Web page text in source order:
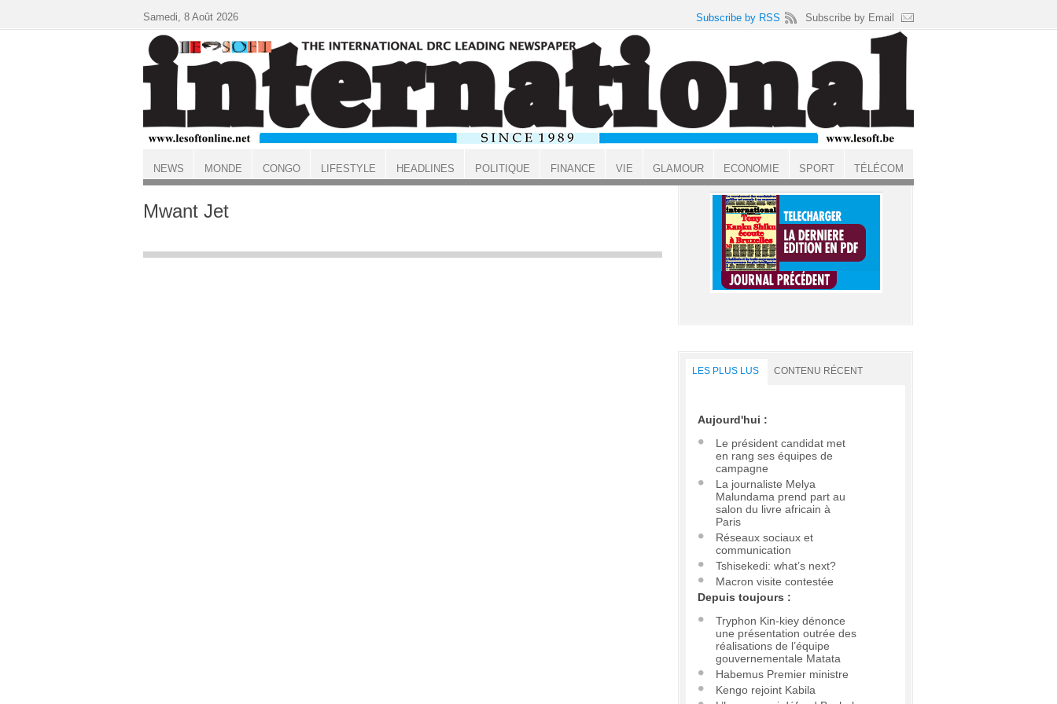
ACCUEIL
Mwant Jet
LES PLUS LUS CONTENU RÉCENT
Aujourd'hui :
Le président candidat met
en rang ses équipes de
campagne
La journaliste Melya
Malundama prend part au
salon du livre africain à
Paris
Réseaux sociaux et
communication
Tshisekedi: what’s next?
Macron visite contestée
Depuis toujours :
Tryphon Kin-kiey dénonce
une présentation outrée des
réalisations de l’équipe
gouvernementale Matata
Habemus Premier ministre
Kengo rejoint Kabila
Samedi, 8 Août 2026 Subscribe by RSS Subscribe by Email
NEWS MONDE CONGO LIFESTYLE HEADLINES POLITIQUE FINANCE VIE GLAMOUR ECONOMIE SPORT TÉLÉCOM